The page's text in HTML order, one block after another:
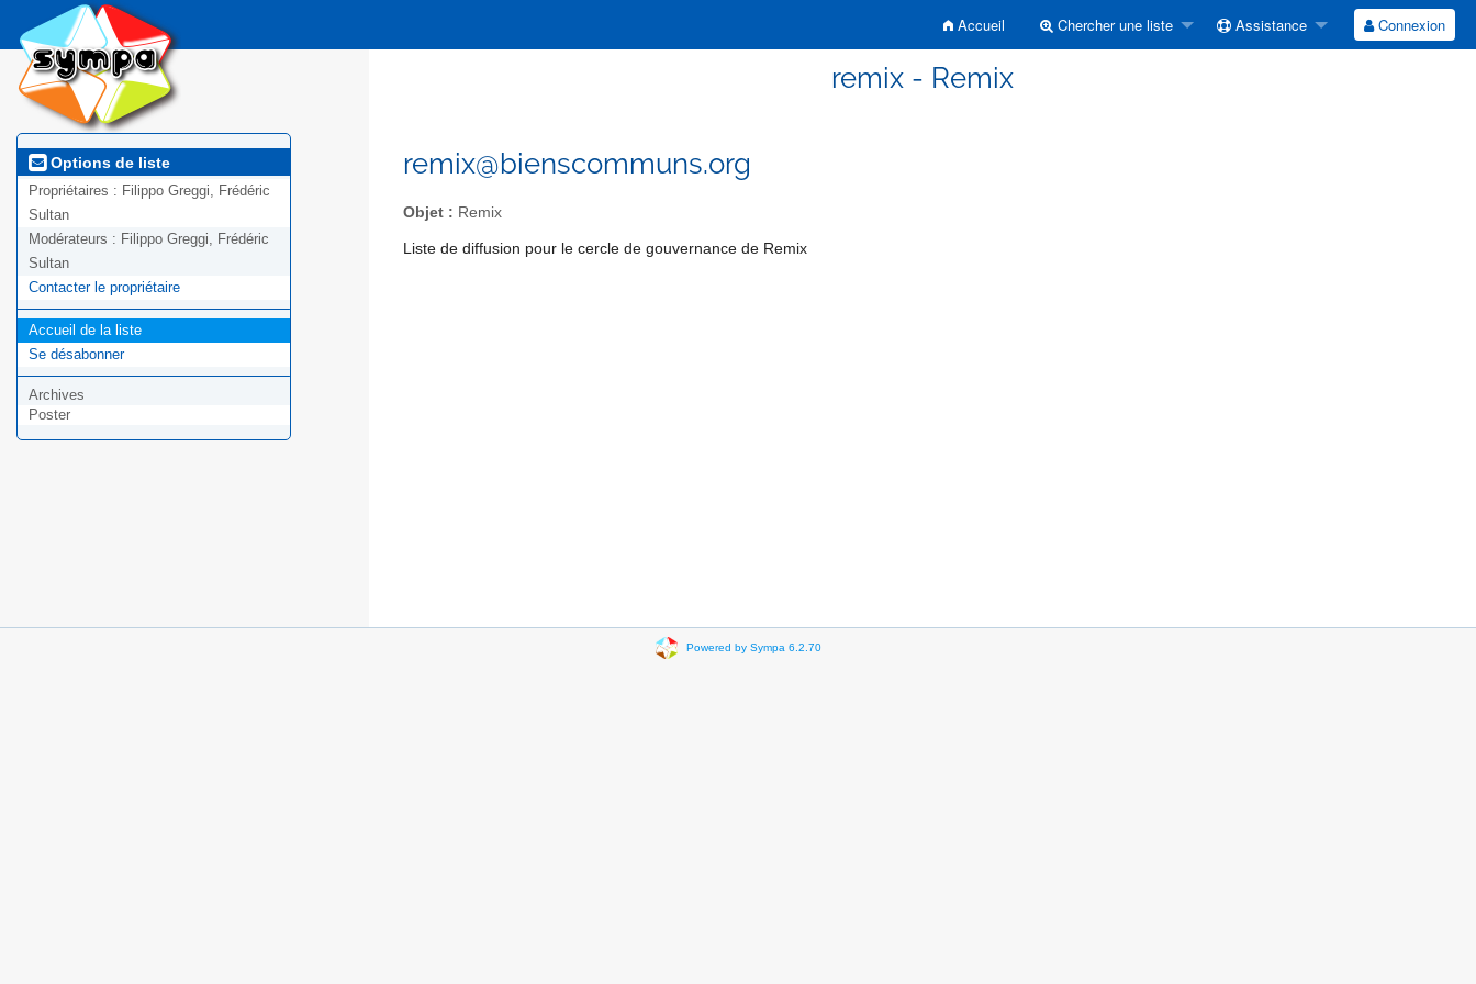
Accueil Chercher une liste Assistance Connexion
remix - Remix
Options de liste
Propriétaires : Filippo Greggi, Frédéric
Sultan
Modérateurs : Filippo Greggi, Frédéric
Sultan
Contacter le propriétaire
Accueil de la liste
Se désabonner
Archives
Poster
remix@bienscommuns.org
Objet : Remix
Liste de diffusion pour le cercle de gouvernance de Remix
Powered by Sympa 6.2.70